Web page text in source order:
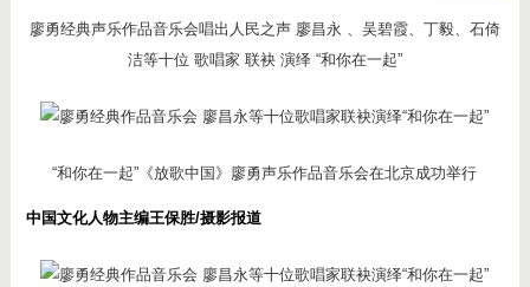
廖勇经典声乐作品音乐会唱出人民之声 廖昌永 、吴碧霞、丁毅、石倚
洁等十位 歌唱家 联袂 演绎 “和你在一起”
“和你在一起”《放歌中国》廖勇声乐作品音乐会在北京成功举行
中国文化人物主编王保胜/摄影报道